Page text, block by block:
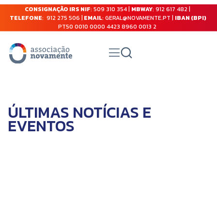
CONSIGNAÇÃO IRS NIF: 509 310 354 | MBWAY: 912 617 482 |
TELEFONE: 912 275 506 | EMAIL: GERAL@NOVAMENTE.PT | IBAN (BPI)
PT50 0010 0000 4423 8960 0013 2
ÚLTIMAS NOTÍCIAS E
EVENTOS